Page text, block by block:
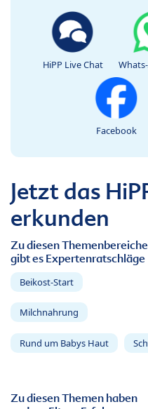
HiPP Live Chat
Facebook
Jetzt das
erkunden
Zu diesen
gibt es Expertenratschläge
Beikost-Start
Milchnahrung
Rund um Babys Haut
Zu diesen Themen haben